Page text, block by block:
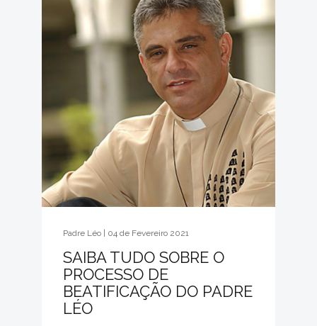
Padre Léo | 04 de Fevereiro 2021
SAIBA TUDO SOBRE O
PROCESSO DE
BEATIFICAÇÃO DO PADRE
LÉO